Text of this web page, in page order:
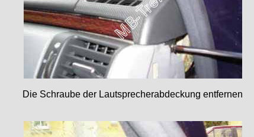
Die Schraube der Lautsprecherabdeckung entfernen